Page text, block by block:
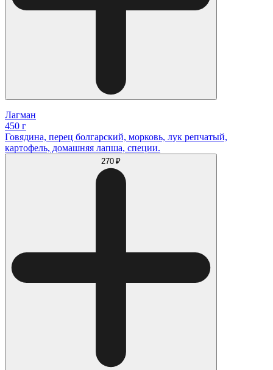
Лагман
450 г
Говядина, перец болгарский, морковь, лук репчатый,
картофель, домашняя лапша, специи.
270 ₽